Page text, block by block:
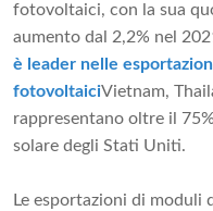
fotovoltaici, con la sua
aumento dal 2,2% nel
è leader nelle
fotovoltaiciVietnam,
rappresentano oltre il
solare degli Stati Uniti.
Le esportazioni di moduli